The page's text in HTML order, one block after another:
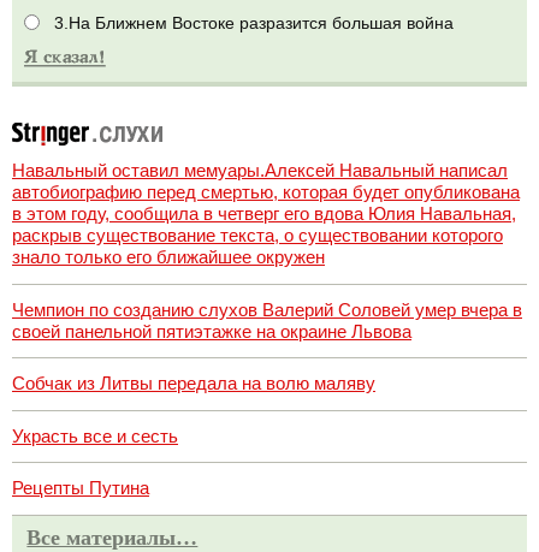
3.На Ближнем Востоке разразится большая война
Навальный оставил мемуары.Алексей Навальный написал
автобиографию перед смертью, которая будет опубликована
в этом году, сообщила в четверг его вдова Юлия Навальная,
раскрыв существование текста, о существовании которого
знало только его ближайшее окружен
Чемпион по созданию слухов Валерий Соловей умер вчера в
своей панельной пятиэтажке на окраине Львова
Собчак из Литвы передала на волю маляву
Украсть все и сесть
Рецепты Путина
Все материалы…